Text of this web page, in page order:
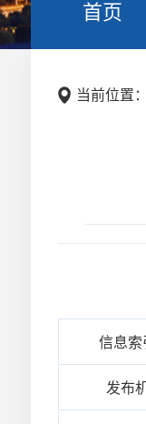
首页
当前位置：
信息索
发布